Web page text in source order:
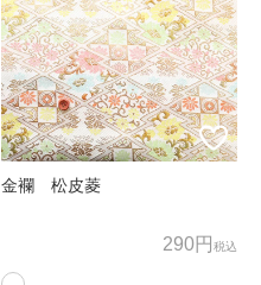
金襴 松皮菱
290円 税込